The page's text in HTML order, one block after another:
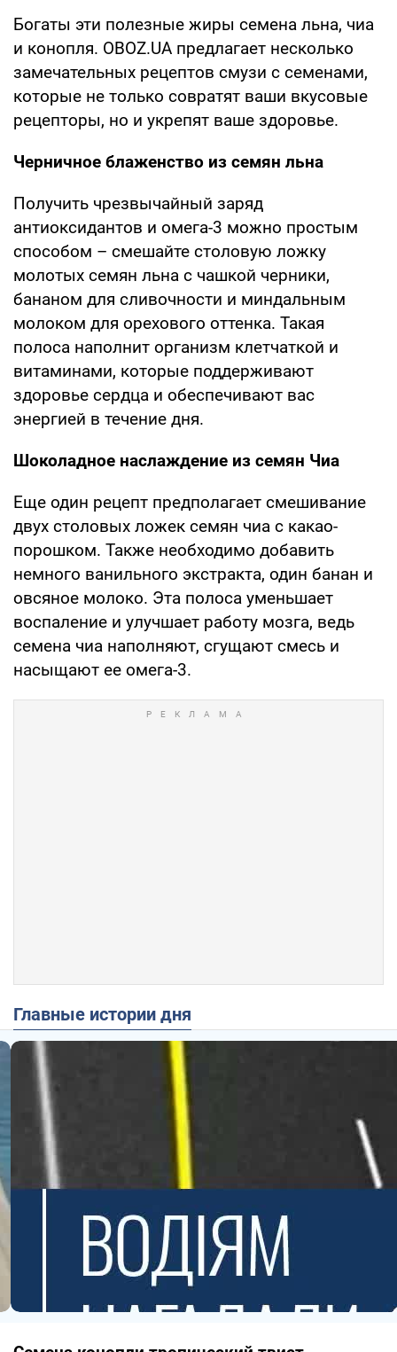
Богаты эти полезные жиры семена льна, чиа
и конопля. OBOZ.UA предлагает несколько
замечательных рецептов смузи с семенами,
которые не только совратят ваши вкусовые
рецепторы, но и укрепят ваше здоровье.
Черничное блаженство из семян льна
Получить чрезвычайный заряд
антиоксидантов и омега-3 можно простым
способом – смешайте столовую ложку
молотых семян льна с чашкой черники,
бананом для сливочности и миндальным
молоком для орехового оттенка. Такая
полоса наполнит организм клетчаткой и
витаминами, которые поддерживают
здоровье сердца и обеспечивают вас
энергией в течение дня.
Шоколадное наслаждение из семян Чиа
Еще один рецепт предполагает смешивание
двух столовых ложек семян чиа с какао-
порошком. Также необходимо добавить
немного ванильного экстракта, один банан и
овсяное молоко. Эта полоса уменьшает
воспаление и улучшает работу мозга, ведь
семена чиа наполняют, сгущают смесь и
насыщают ее омега-3.
Главные истории дня